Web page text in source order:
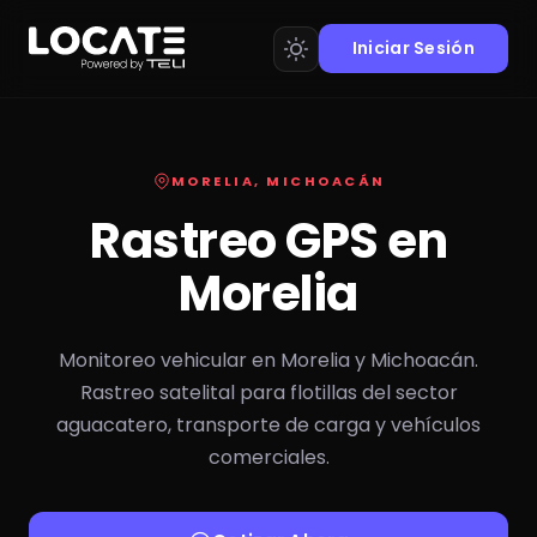
Iniciar Sesión
MORELIA, MICHOACÁN
Rastreo GPS en
Morelia
Monitoreo vehicular en Morelia y Michoacán.
Rastreo satelital para flotillas del sector
aguacatero, transporte de carga y vehículos
comerciales.